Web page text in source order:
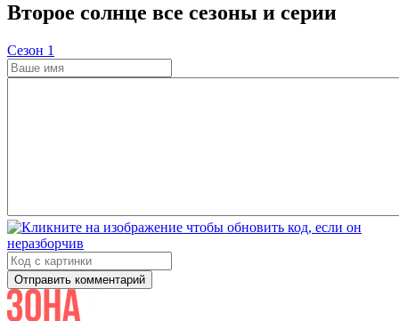
Второе солнце все сезоны и серии
Cезон 1
Отправить комментарий